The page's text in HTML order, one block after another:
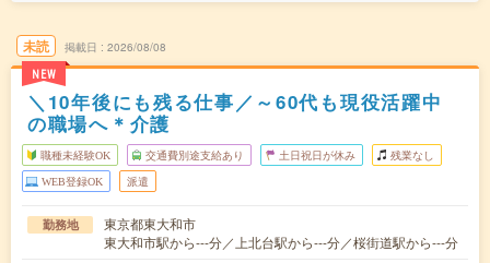
未読
NEW
掲載日 2026/08/08
＼10年後にも残る仕事／～60代も現役活躍中
の職場へ＊介護
職種未経験OK 交通費別途支給あり 土日祝日が休み 残業なし
WEB登録OK 派遣
勤務地
東京都東大和市
東大和市駅から---分／上北台駅から---分／桜街道駅から---分